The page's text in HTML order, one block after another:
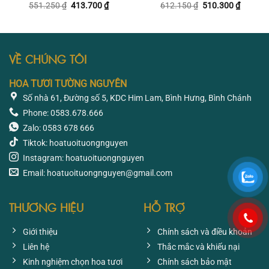
551.250₫ Giá
413.700₫Giá
hiện
413.700 ₫.
612.150₫ Giá
510.300₫Giá
hiện
VỀ CHÚNG TÔI
HOA TƯƠI TƯỜNG NGUYÊN
Số nhà 61, Đường số 5, KDC Him Lam, Bình Hưng, Bình Chánh
Phone: 0583.678.666
Zalo: 0583 678 666
Tiktok: hoatuoituongnguyen
Instagram: hoatuoituongnguyen
Email: hoatuoituongnguyen@gmail.com
THƯƠNG HIỆU
Giới thiệu
Liên hệ
Kinh nghiệm chọn hoa tươi
HỖ TRỢ
Chính sách và điều khoản
Thắc mắc và khiếu nại
Chính sách bảo mật